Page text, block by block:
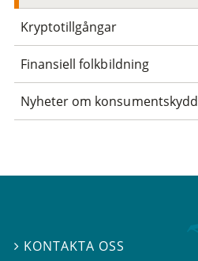
Kryptotillgångar
Finansiell folkbildning
Nyheter om konsumentskydd
 KONTAKTA OSS